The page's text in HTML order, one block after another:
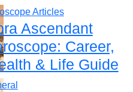
Articles
Ascendant
Career,
& Life Guide